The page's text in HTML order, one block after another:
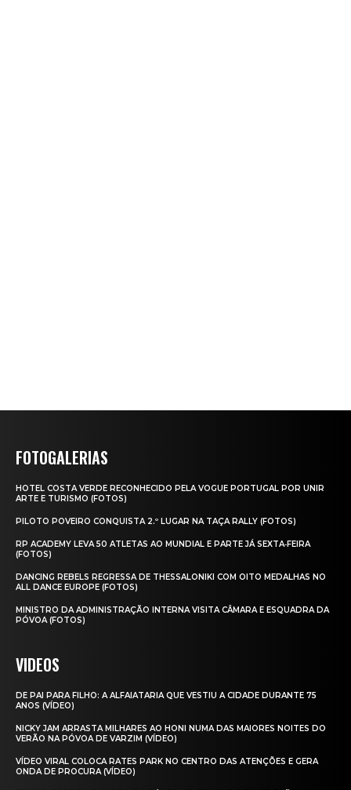
FOTOGALERIAS
HOTEL COSTA VERDE RECONHECIDO PELA VOGUE PORTUGAL POR UNIR
ARTE E TURISMO (FOTOS)
PILOTO POVEIRO CONQUISTA 2.º LUGAR NA TAÇA RALLY (FOTOS)
RP ACADEMY LEVA 50 ATLETAS AO MUNDIAL E PARTE JÁ SEXTA‑FEIRA
(FOTOS)
DANCING REBELS REGRESSA DE THESSALONIKI COM OITO MEDALHAS NO
ALL DANCE EUROPE (FOTOS)
MINISTRO DA ADMINISTRAÇÃO INTERNA VISITA CÂMARA E ESQUADRA DA
PÓVOA (FOTOS)
VIDEOS
DE PAI PARA FILHO: A ALFAIATARIA QUE VESTIU A CIDADE DURANTE 75
ANOS (VÍDEO)
NICKY JAM ARRASTA MILHARES AO HONI NUMA DAS MAIORES NOITES DO
VERÃO NA PÓVOA DE VARZIM (VÍDEO)
VÍDEO VIRAL COLOCA RATES PARK NO CENTRO DAS ATENÇÕES E GERA
ONDA DE PROCURA (VÍDEO)